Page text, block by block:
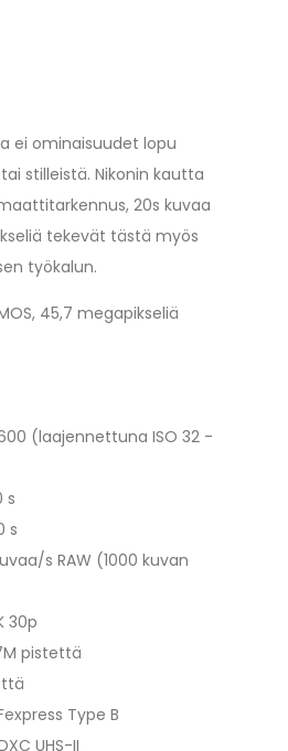
ei ominaisuudet lopu
stilleistä. Nikonin kautta
20s kuvaa
tekevät tästä myös
työkalun.
45,7 megapikseliä
(laajennettuna ISO 32 -
s
s
s RAW (1000 kuvan
30p
pistettä
Type B
UHS-II